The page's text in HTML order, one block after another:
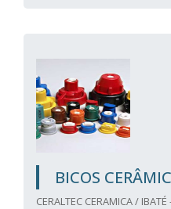
BICOS
CERALTEC CERAMICA / IBATÉ